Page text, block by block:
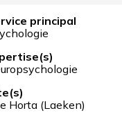
principal
Horta (Laeken)